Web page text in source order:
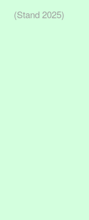
(Stand 2025)